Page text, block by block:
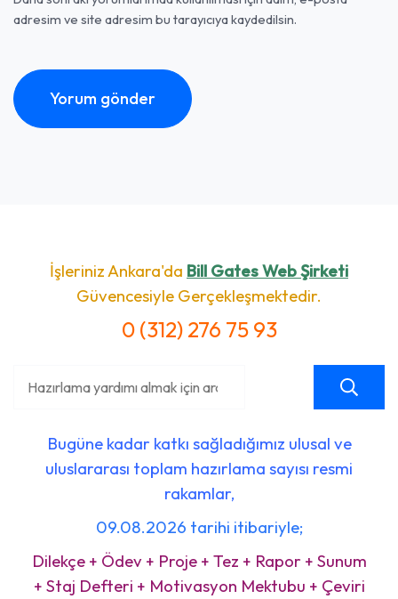
adresim ve site adresim bu tarayıcıya kaydedilsin.
İşleriniz Ankara'da Bill Gates Web Şirketi
Güvencesiyle Gerçekleşmektedir.
0 (312) 276 75 93
Bugüne kadar katkı sağladığımız ulusal ve
uluslararası toplam hazırlama sayısı resmi
rakamlar,
09.08.2026 tarihi itibariyle;
Dilekçe + Ödev + Proje + Tez + Rapor + Sunum
+ Staj Defteri + Motivasyon Mektubu + Çeviri